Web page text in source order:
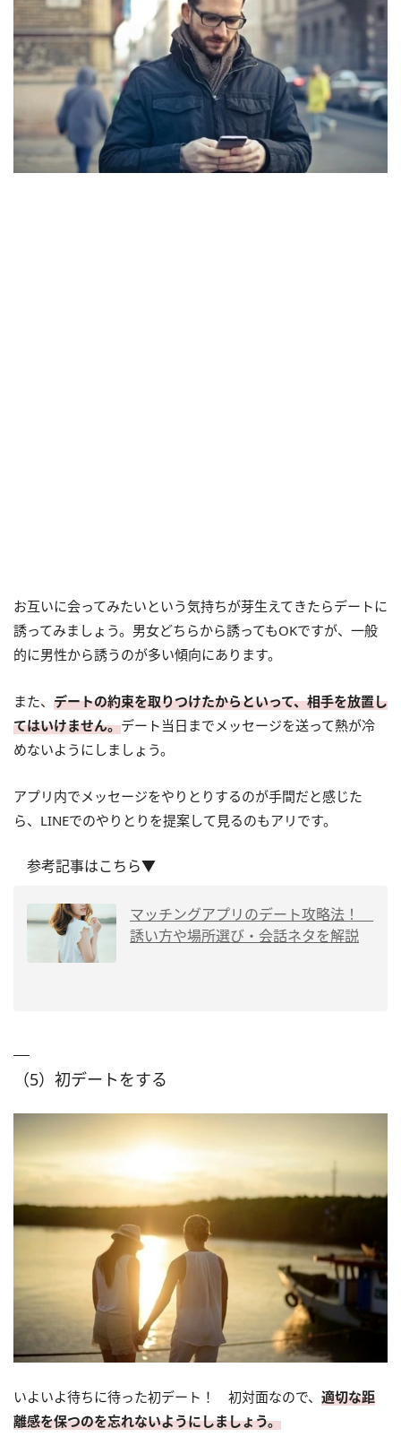
お互いに会ってみたいという気持ちが芽生えてきたらデートに
誘ってみましょう。男女どちらから誘ってもOKですが、一般
的に男性から誘うのが多い傾向にあります。
また、 デートの約束を取りつけたからといって、相手を放置し
てはいけません。デート当日までメッセージを送って熱が冷
めないようにしましょう。
アプリ内でメッセージをやりとりするのが手間だと感じた
ら、LINEでのやりとりを提案して見るのもアリです。
参考記事はこちら▼
マッチングアプリのデート攻略法！
誘い方や場所選び・会話ネタを解説
（5）初デートをする
いよいよ待ちに待った初デート！ 初対面なので、 適切な距
離感を保つのを忘れないようにしましょう。